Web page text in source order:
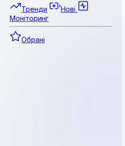
Тренди
Нові
Моніторинг
Обрані